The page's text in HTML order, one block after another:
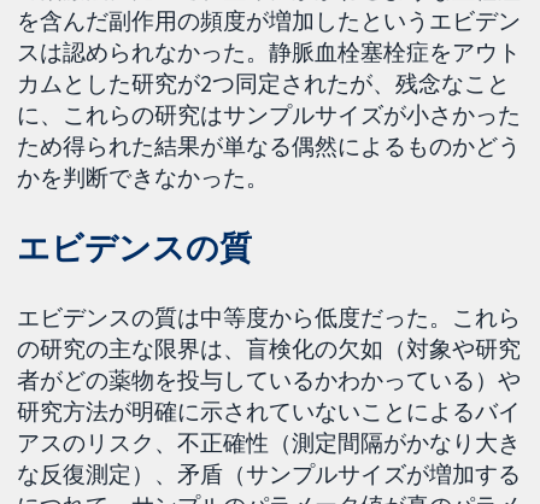
を含んだ副作用の頻度が増加したというエビデン
スは認められなかった。静脈血栓塞栓症をアウト
カムとした研究が2つ同定されたが、残念なこと
に、これらの研究はサンプルサイズが小さかった
ため得られた結果が単なる偶然によるものかどう
かを判断できなかった。
エビデンスの質
エビデンスの質は中等度から低度だった。これら
の研究の主な限界は、盲検化の欠如（対象や研究
者がどの薬物を投与しているかわかっている）や
研究方法が明確に示されていないことによるバイ
アスのリスク、不正確性（測定間隔がかなり大き
な反復測定）、矛盾（サンプルサイズが増加する